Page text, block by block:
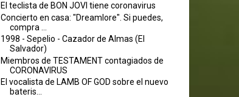
El teclista de BON JOVI tiene coronavirus
Concierto en casa: "Dreamlore". Si puedes,
compra ...
1998 - Sepelio - Cazador de Almas (El
Salvador)
Miembros de TESTAMENT contagiados de
CORONAVIRUS
El vocalista de LAMB OF GOD sobre el nuevo
bateris...